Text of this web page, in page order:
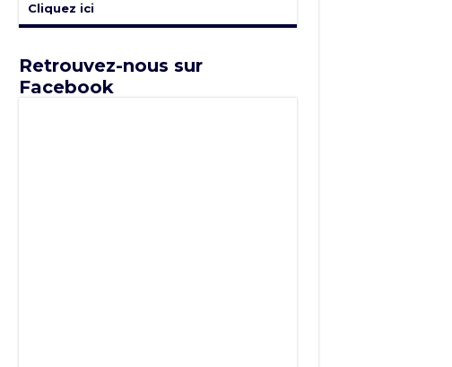
Cliquez ici
Retrouvez-nous sur
Facebook